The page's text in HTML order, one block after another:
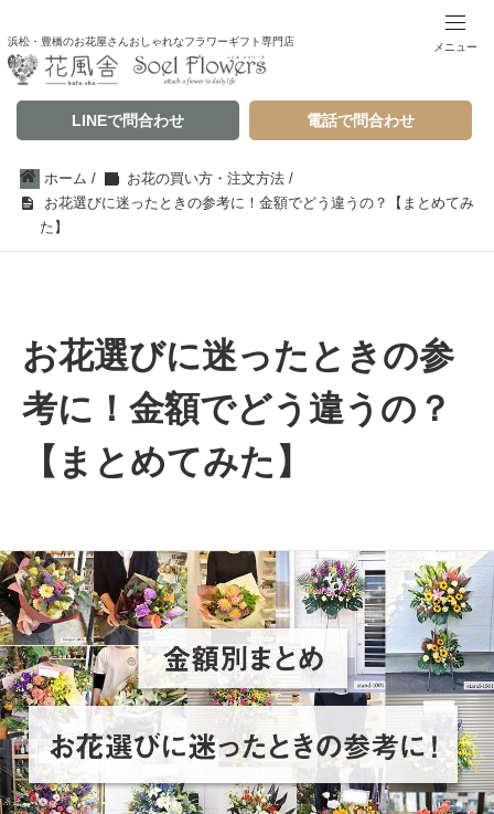
浜松・豊橋のお花屋さんおしゃれなフラワーギフト専門店
LINEで問合わせ 電話で問合わせ
メニュー
ホーム / お花の買い方・注文方法 /
お花選びに迷ったときの参考に！金額でどう違うの？【まとめてみ
た】
お花選びに迷ったときの参
考に！金額でどう違うの？
【まとめてみた】